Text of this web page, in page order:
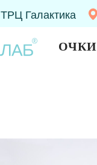
ТРЦ Галактика
ОЧКИ